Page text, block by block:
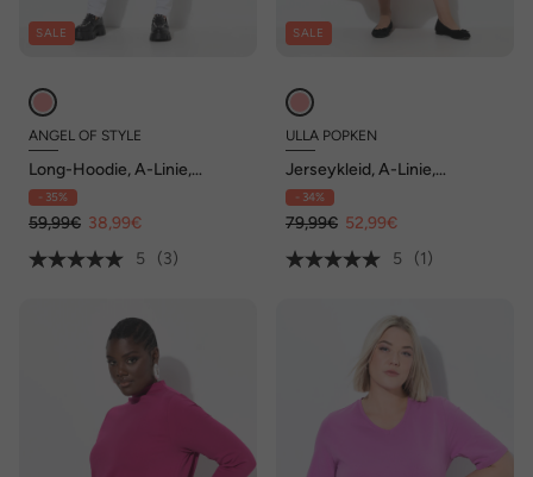
SALE
ANGEL OF STYLE
Long-Hoodie, A-Linie,
Sweater, Patchprint, Kapuze
- 35%
59,99€ 38,99€
5
(3)
SALE
ULLA POPKEN
Jerseykleid, A-Linie,
Rundhals, 3/4-Arm, Taschen
- 34%
79,99€ 52,99€
5
(1)